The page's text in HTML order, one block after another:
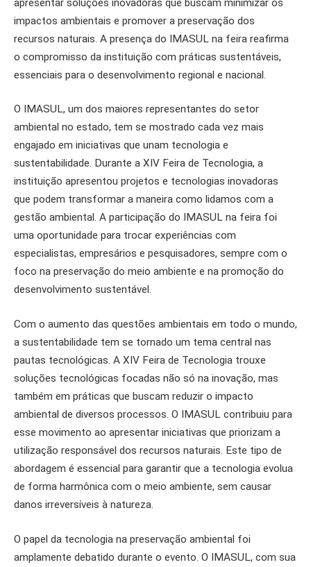
apresentar soluções inovadoras que buscam minimizar os
impactos ambientais e promover a preservação dos
recursos naturais. A presença do IMASUL na feira reafirma
o compromisso da instituição com práticas sustentáveis,
essenciais para o desenvolvimento regional e nacional.
O IMASUL, um dos maiores representantes do setor
ambiental no estado, tem se mostrado cada vez mais
engajado em iniciativas que unam tecnologia e
sustentabilidade. Durante a XIV Feira de Tecnologia, a
instituição apresentou projetos e tecnologias inovadoras
que podem transformar a maneira como lidamos com a
gestão ambiental. A participação do IMASUL na feira foi
uma oportunidade para trocar experiências com
especialistas, empresários e pesquisadores, sempre com o
foco na preservação do meio ambiente e na promoção do
desenvolvimento sustentável.
Com o aumento das questões ambientais em todo o mundo,
a sustentabilidade tem se tornado um tema central nas
pautas tecnológicas. A XIV Feira de Tecnologia trouxe
soluções tecnológicas focadas não só na inovação, mas
também em práticas que buscam reduzir o impacto
ambiental de diversos processos. O IMASUL contribuiu para
esse movimento ao apresentar iniciativas que priorizam a
utilização responsável dos recursos naturais. Este tipo de
abordagem é essencial para garantir que a tecnologia evolua
de forma harmônica com o meio ambiente, sem causar
danos irreversíveis à natureza.
O papel da tecnologia na preservação ambiental foi
amplamente debatido durante o evento. O IMASUL, com sua